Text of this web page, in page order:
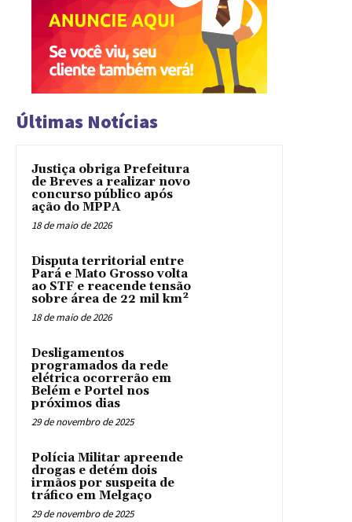
Últimas Notícias
Justiça obriga Prefeitura
de Breves a realizar novo
concurso público após
ação do MPPA
18 de maio de 2026
Disputa territorial entre
Pará e Mato Grosso volta
ao STF e reacende tensão
sobre área de 22 mil km²
18 de maio de 2026
Desligamentos
programados da rede
elétrica ocorrerão em
Belém e Portel nos
próximos dias
29 de novembro de 2025
Polícia Militar apreende
drogas e detém dois
irmãos por suspeita de
tráfico em Melgaço
29 de novembro de 2025